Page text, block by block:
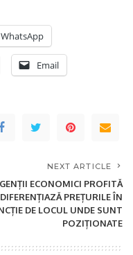
WhatsApp
Email
NEXT ARTICLE
ECONOMICI PROFITĂ
DIFERENȚIAZĂ PREȚURILE ÎN
DE LOCUL UNDE SUNT
POZIȚIONATE